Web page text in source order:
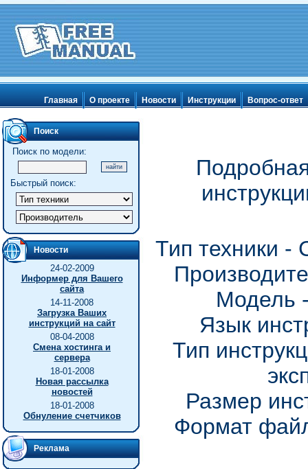
Главная О проекте Новости Инструкции Вопрос-ответ
Поиск
Поиск по модели:
Быстрый поиск:
Новости
24-02-2009
Информер для Вашего
сайта
14-11-2008
Загрузка Ваших
инструкций на сайт
08-04-2008
Смена хостинга и
сервера
18-01-2008
Новая рассылка
новостей
18-01-2008
Обнуление счетчиков
Реклама
Тип техники
Модель
Язык
Тип
Размер
Формат